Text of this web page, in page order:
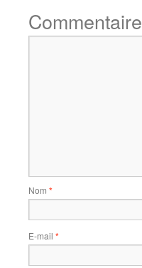
Commentaire
Nom *
E-mail *